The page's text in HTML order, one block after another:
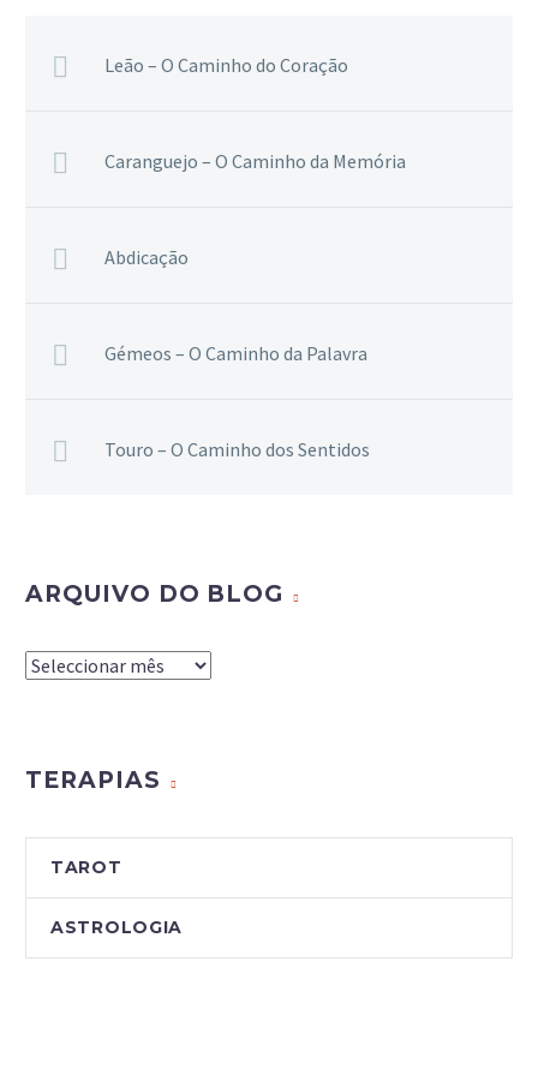
Leão – O Caminho do Coração
Caranguejo – O Caminho da Memória
Abdicação
Gémeos – O Caminho da Palavra
Touro – O Caminho dos Sentidos
ARQUIVO DO BLOG
Arquivo
TERAPIAS
TAROT
ASTROLOGIA